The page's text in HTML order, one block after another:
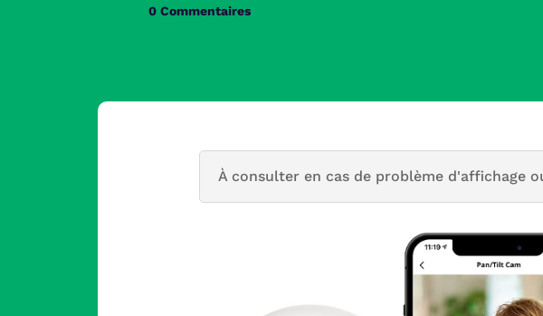
0 Commentaires
À consulter en cas de problème d'affichage